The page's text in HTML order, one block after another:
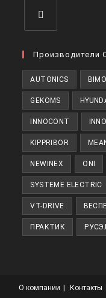
в
вкладке
Производители
AUTONICS
GEKOMS
INNOCONT
KIPPRIBOR
NEWINEX ONI
SYSTEME ELECTRIC
VT-DRIVE
ПРАКТИК
О компании Контакты